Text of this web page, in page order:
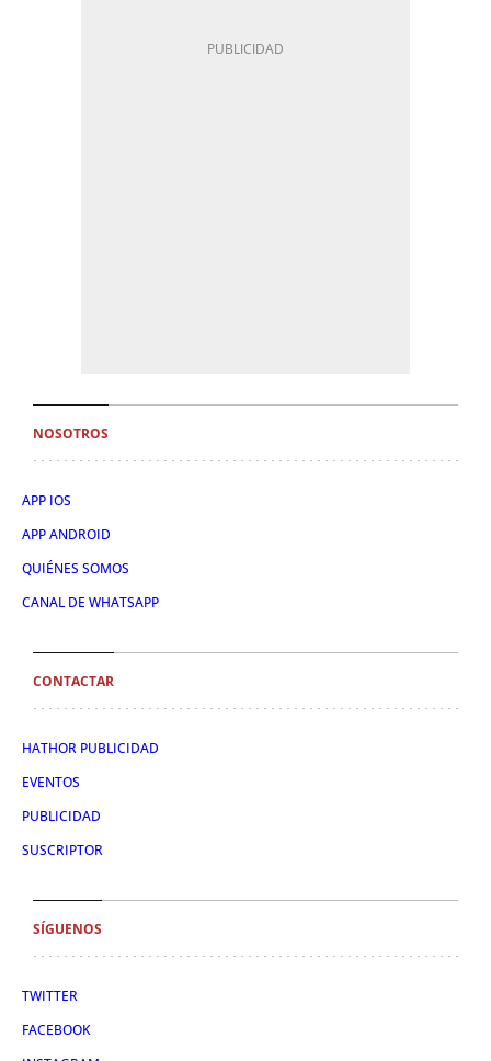
NOSOTROS
APP IOS
APP ANDROID
QUIÉNES SOMOS
CANAL DE WHATSAPP
CONTACTAR
HATHOR PUBLICIDAD
EVENTOS
PUBLICIDAD
SUSCRIPTOR
SÍGUENOS
TWITTER
FACEBOOK